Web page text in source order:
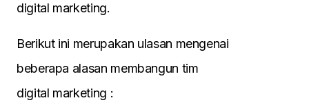
digital marketing.
Berikut ini merupakan ulasan mengenai
beberapa alasan membangun tim
digital marketing :